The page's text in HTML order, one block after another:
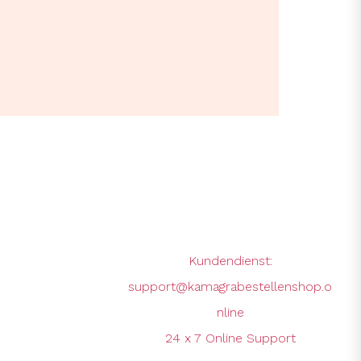
Kundendienst:
support@kamagrabestellenshop.o
nline
24 x 7 Online Support